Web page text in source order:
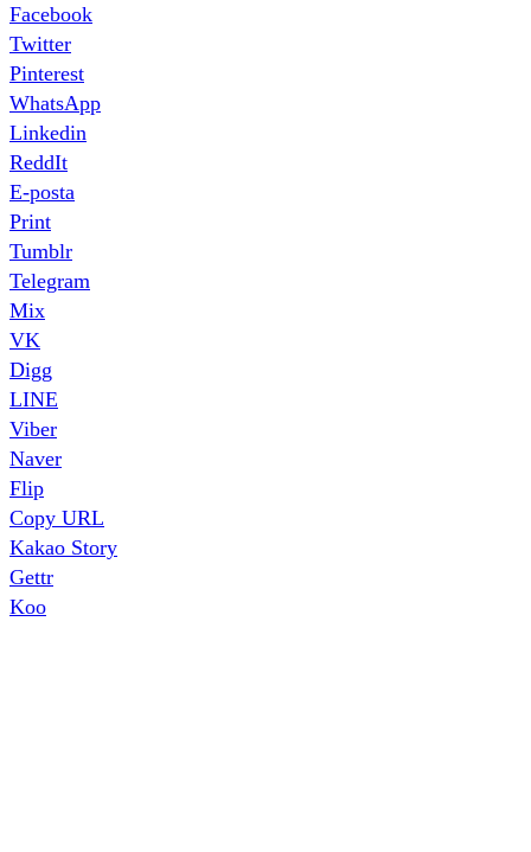
Facebook
Twitter
Pinterest
WhatsApp
Linkedin
ReddIt
E-posta
Print
Tumblr
Telegram
Mix
VK
Digg
LINE
Viber
Naver
Flip
Copy URL
Kakao Story
Gettr
Koo